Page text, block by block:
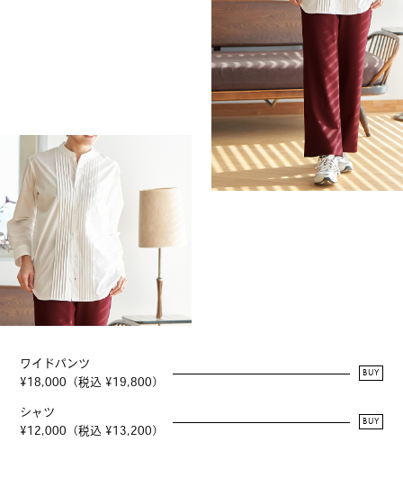
ワイドパンツ
¥18,000（税込 ¥19,800）
BUY
シャツ
¥12,000（税込 ¥13,200）
BUY